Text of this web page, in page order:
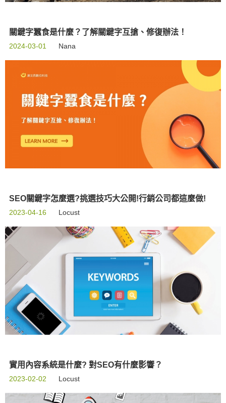
關鍵字蠶食是什麼？了解關鍵字互搶、修復辦法！
2024-03-01 Nana
SEO關鍵字怎麼選?挑選技巧大公開!行銷公司都這麼做!
2023-04-16 Locust
實用內容系統是什麼? 對SEO有什麼影響？
2023-02-02 Locust